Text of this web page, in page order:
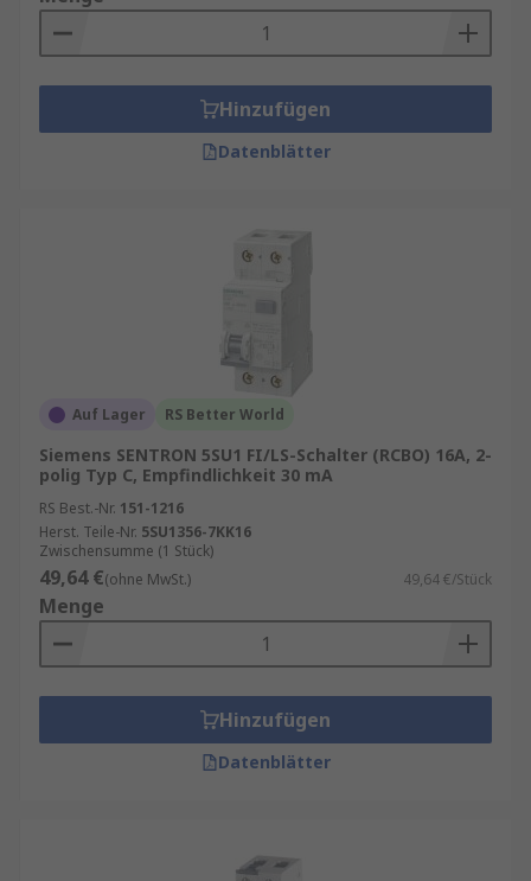
Auslösecharakteristika: z. B.
etc.
Auslöseempfindlichkeit: z. B.30mA
Fehlerstromtyp
Finden Sie weitere verwandte Produkte wie
Überspannungsschutzgeräte
generell.
Erfahren Sie mehr in unserem
Hinzufügen
Datenblätter
Auf Lager RS Better World
Siemens SENTRON 5SU1 FI/LS-Schalter (RCBO) 16A, 2-
polig Typ C, Empfindlichkeit 30 mA
RS Best.-Nr. 151-1216
Herst. Teile-Nr. 5SU1356-7KK16
Zwischensumme (1 Stück)
49,64 €(ohne MwSt.) 49,64 €/Stück
Menge
Hinzufügen
Datenblätter